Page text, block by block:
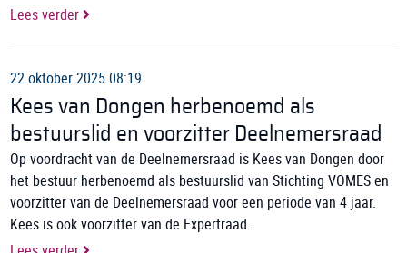
Lees verder
22 oktober 2025 08:19
Kees van Dongen herbenoemd als
bestuurslid en voorzitter Deelnemersraad
Op voordracht van de Deelnemersraad is Kees van Dongen door
het bestuur herbenoemd als bestuurslid van Stichting VOMES en
voorzitter van de Deelnemersraad voor een periode van 4 jaar.
Kees is ook voorzitter van de Expertraad.